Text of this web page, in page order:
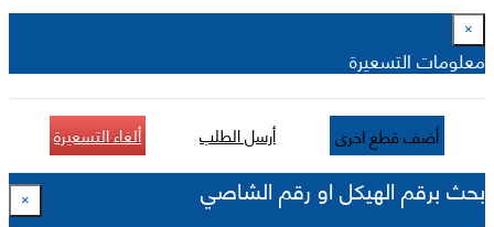
×
معلومات التسعيرة
أضف قطع اخرى أرسل الطلب ألغاء التسعيرة
بحث برقم الهيكل او رقم الشاصي ×